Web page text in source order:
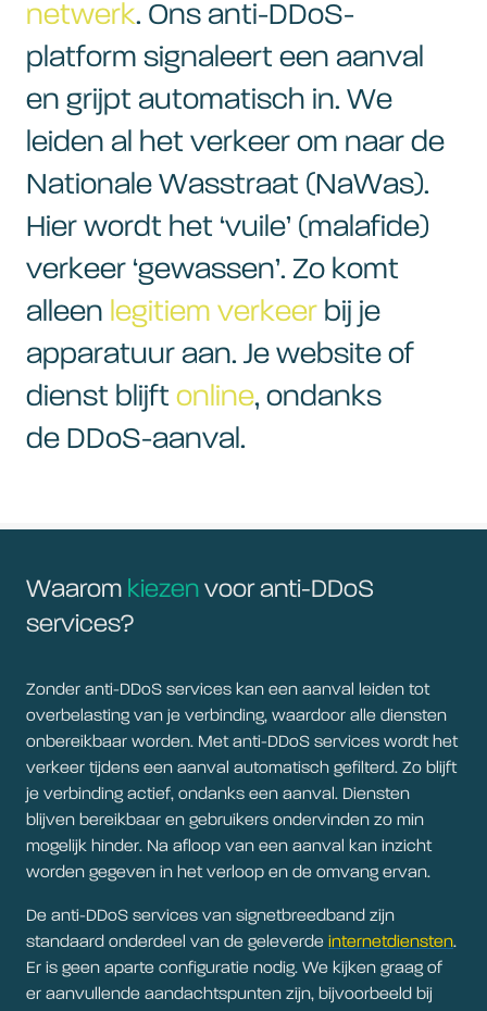
netwerk. Ons anti-DDoS-
platform signaleert een aanval
en grijpt automatisch in. We
leiden al het verkeer om naar de
Nationale Wasstraat (NaWas).
Hier wordt het ‘vuile’ (malafide)
verkeer ‘gewassen’. Zo komt
alleen legitiem verkeer bij je
apparatuur aan. Je website of
dienst blijft online, ondanks
de DDoS-aanval.
Waarom kiezen voor anti-DDoS
services?
Zonder anti-DDoS services kan een aanval leiden tot
overbelasting van je verbinding, waardoor alle diensten
onbereikbaar worden. Met anti-DDoS services wordt het
verkeer tijdens een aanval automatisch gefilterd. Zo blijft
je verbinding actief, ondanks een aanval. Diensten
blijven bereikbaar en gebruikers ondervinden zo min
mogelijk hinder. Na afloop van een aanval kan inzicht
worden gegeven in het verloop en de omvang ervan.
De anti-DDoS services van signetbreedband zijn
standaard onderdeel van de geleverde internetdiensten.
Er is geen aparte configuratie nodig. We kijken graag of
er aanvullende aandachtspunten zijn, bijvoorbeeld bij